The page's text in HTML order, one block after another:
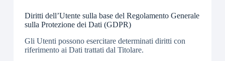
Diritti dell’Utente sulla base del Regolamento Generale
sulla Protezione dei Dati (GDPR)
Gli Utenti possono esercitare determinati diritti con
riferimento ai Dati trattati dal Titolare.